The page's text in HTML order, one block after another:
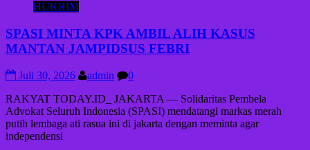
HUKRIM
SPASI MINTA KPK AMBIL ALIH KASUS
MANTAN JAMPIDSUS FEBRI
Juli 30, 2026 admin
0
RAKYAT TODAY.ID_ JAKARTA — Solidaritas Pembela
Advokat Seluruh Indonesia (SPASI) mendatangi markas merah
putih lembaga ati rasua ini di jakarta dengan meminta agar
independensi